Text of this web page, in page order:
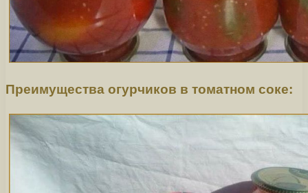
Преимущества огурчиков в томатном соке: